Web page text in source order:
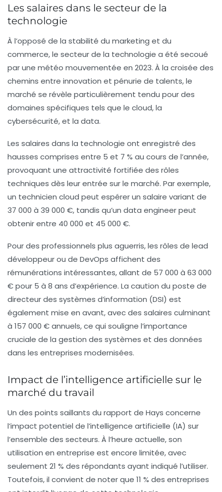
Les salaires dans le secteur de la
technologie
À l’opposé de la stabilité du marketing et du
commerce, le secteur de la technologie a été secoué
par une météo mouvementée en 2023. À la croisée des
chemins entre innovation et pénurie de talents, le
marché se révèle particulièrement tendu pour des
domaines spécifiques tels que le cloud, la
cybersécurité, et la data.
Les salaires dans la technologie ont enregistré des
hausses comprises entre 5 et 7 % au cours de l’année,
provoquant une attractivité fortifiée des rôles
techniques dès leur entrée sur le marché. Par exemple,
un technicien cloud peut espérer un salaire variant de
37 000 à 39 000 €, tandis qu’un data engineerpeut
obtenir entre 40 000 et 45 000 €.
Pour des professionnels plus aguerris, les rôles de lead
développeurou de DevOps affichent des
rémunérations intéressantes, allant de 57 000 à 63 000
€ pour 5 à 8 ans d’expérience. La caution du poste de
directeur des systèmes d’information (DSI) est
également mise en avant, avec des salaires culminant
à 157 000 € annuels, ce qui souligne l’importance
cruciale de la gestion des systèmes et des données
dans les entreprises modernisées.
Impact de l’intelligence artificielle sur le
marché du travail
Un des points saillants du rapport de Hays concerne
l’impact potentiel de l’intelligence artificielle (IA) sur
l’ensemble des secteurs. À l’heure actuelle, son
utilisation en entreprise est encore limitée, avec
seulement 21 % des répondants ayant indiqué l’utiliser.
Toutefois, il convient de noter que 11 % des entreprises